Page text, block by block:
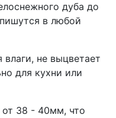
дуба до
в любой
не выцветает
для кухни или
от 38 - 40мм, что